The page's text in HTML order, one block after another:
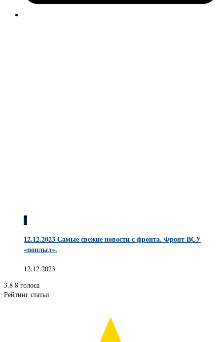
0
12.12.2023 Самые свежие новости с фронта. Фронт ВСУ
«поплыл».
12.12.2023
3.8 8 голоса
Рейтинг статьи